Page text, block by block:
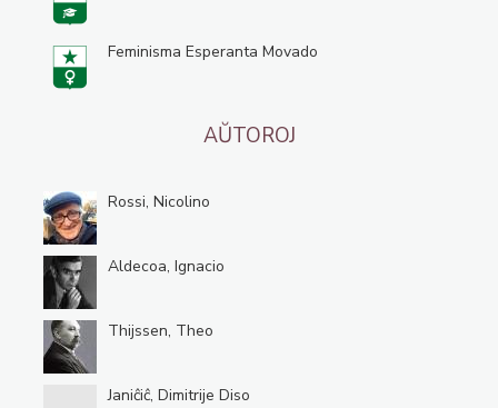
Feminisma Esperanta Movado
AŬTOROJ
Rossi, Nicolino
Aldecoa, Ignacio
Thijssen, Theo
Janiĉiĉ, Dimitrije Diso